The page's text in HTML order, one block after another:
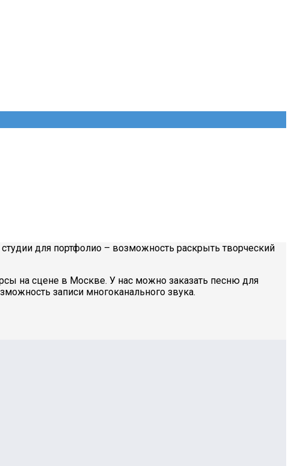
для портфолио – возможность раскрыть творческий
на сцене в Москве. У нас можно заказать песню для
записи многоканального звука.